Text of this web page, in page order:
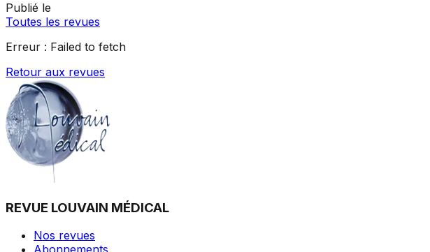
Publié le
Toutes les revues
Erreur : Failed to fetch
Retour aux revues
REVUE LOUVAIN MÉDICAL
Nos revues